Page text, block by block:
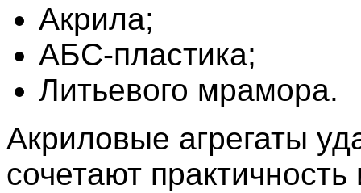
Акрила;
АБС-пластика;
Литьевого мрамора.
Акриловые агрегаты
сочетают практичность